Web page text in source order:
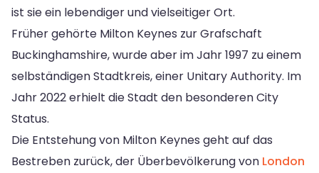
ist sie ein lebendiger und vielseitiger Ort.
Früher gehörte Milton Keynes zur Grafschaft
Buckinghamshire, wurde aber im Jahr 1997 zu einem
selbständigen Stadtkreis, einer Unitary Authority. Im
Jahr 2022 erhielt die Stadt den besonderen City
Status.
Die Entstehung von Milton Keynes geht auf das
Bestreben zurück, der Überbevölkerung von London